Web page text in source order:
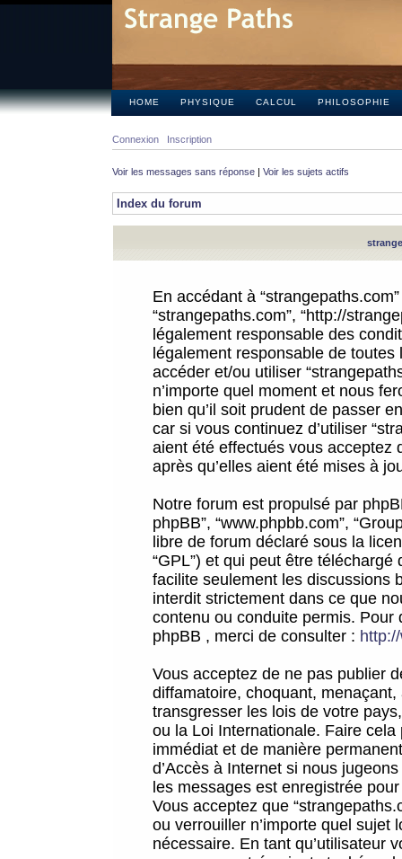
HOME PHYSIQUE CALCUL PHILOSOPHIE
Connexion Inscription
Voir les messages sans réponse | Voir les sujets actifs
Index du forum
En accédant à
“strangepaths.com”, “http://
légalement responsable des
légalement responsable de
accéder et/ou utiliser
n’importe quel moment et nous
bien qu’il soit prudent de passer
car si vous continuez d’utiliser
aient été effectués vous acceptez
après qu’elles aient été mises à
Notre forum est propulsé par
phpBB”, “www.phpbb.com”,
libre de forum déclaré sous la
“GPL”) et qui peut être téléchargé
facilite seulement les discussions
interdit strictement dans ce que
contenu ou conduite permis.
phpBB , merci de consulter :
Vous acceptez de ne pas publier
diffamatoire, choquant,
transgresser les lois de votre
ou la Loi Internationale. Faire
immédiat et de manière
d’Accès à Internet si nous
les messages est enregistrée
Vous acceptez que
ou verrouiller n’importe quel sujet
nécessaire. En tant qu’utilisateur